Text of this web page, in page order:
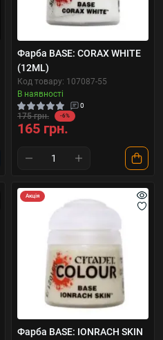
Фарба BASE: CORAX WHITE
(12ML)
Код товару: 107087-55
В наявності
0
175 грн. -6%
165 грн.
Акція
Фарба BASE: IONRACH SKIN